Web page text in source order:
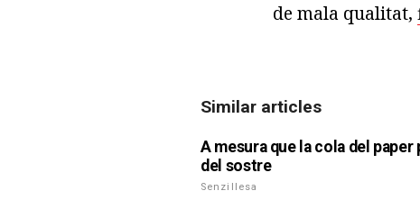
de mala qualitat,
Similar articles
A mesura que la cola del paper
del sostre
Senzillesa